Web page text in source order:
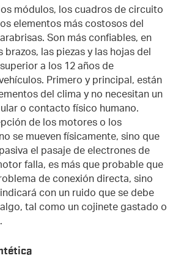
módulos, los cuadros de circuito
elementos más costosos del
Son más confiables, en
las piezas y las hojas del
a los 12 años de
Primero y principal, están
del clima y no necesitan un
o contacto físico humano.
de los motores o los
se mueven físicamente, sino que
el pasaje de electrones de
falla, es más que probable que
de conexión directa, sino
con un ruido que se debe
tal como un cojinete gastado o